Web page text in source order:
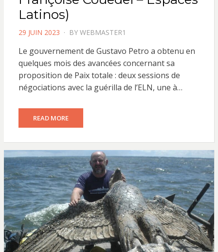
Latinos)
POSTED
29 JUIN 2023 BY WEBMASTER1
Le gouvernement de Gustavo Petro a obtenu en
quelques mois des avancées concernant sa
proposition de Paix totale : deux sessions de
négociations avec la guérilla de l’ELN, une à…
READ MORE